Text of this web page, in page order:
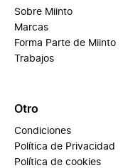
Sobre Miinto
Marcas
Forma Parte de Miinto
Trabajos
Otro
Condiciones
Política de Privacidad
Política de cookies